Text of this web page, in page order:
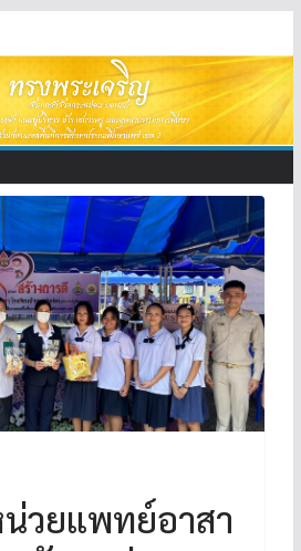
วยแพทย์อาสา